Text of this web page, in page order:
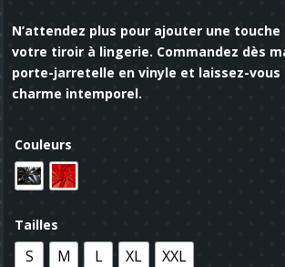
N’attendez plus pour ajouter une touche
votre tiroir à lingerie. Commandez dès
porte-jarretelle en vinyle et laissez-vous
charme intemporel.
Couleurs
Tailles
S M L XL XXL